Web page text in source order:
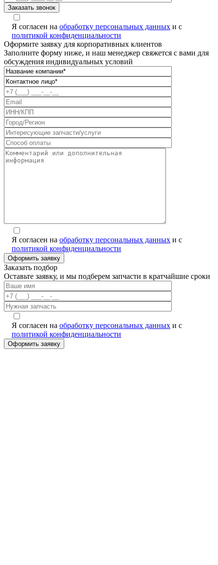
Я согласен на обработку персональных данных и с
политикой конфиденциальности
Оформите заявку для корпоративных клиентов
Заполните форму ниже, и наш менеджер свяжется с вами для
обсуждения индивидуальных условий
Я согласен на обработку персональных данных и с
политикой конфиденциальности
Заказать подбор
Оставьте заявку, и мы подберем запчасти в кратчайшие сроки
Я согласен на обработку персональных данных и с
политикой конфиденциальности